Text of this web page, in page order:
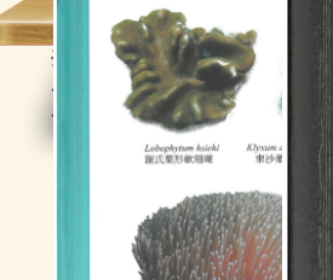
臺灣全民國防素養（大健
康）總論：全民大健康發
展教戰手冊
災害